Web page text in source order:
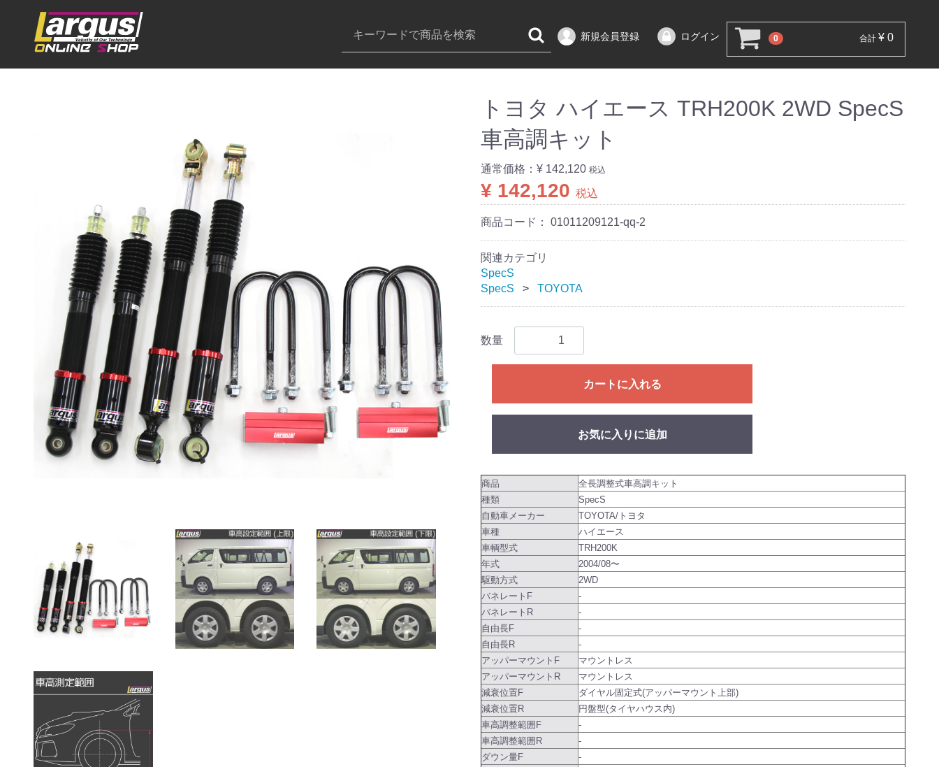
0 合計 ¥ 0
新規会員登録 ログイン
トヨタ ハイエース TRH200K 2WD SpecS
車高調キット
通常価格： ¥ 142,120 税込
¥ 142,120 税込
商品コード： 01011209121-qq-2
関連カテゴリ
SpecS
SpecS
TOYOTA
数量
カートに入れる
お気に入りに追加
商品
全長調整式車高調キット
種類
SpecS
自動車メーカー
TOYOTA/トヨタ
車種
ハイエース
車輌型式
TRH200K
年式
2004/08〜
駆動方式
2WD
バネレートF
-
バネレートR
-
自由長F
-
自由長R
-
アッパーマウントF
マウントレス
アッパーマウントR
マウントレス
減衰位置F
ダイヤル固定式(アッパーマウント上部)
減衰位置R
円盤型(タイヤハウス内)
車高調整範囲F
-
車高調整範囲R
-
ダウン量F
-